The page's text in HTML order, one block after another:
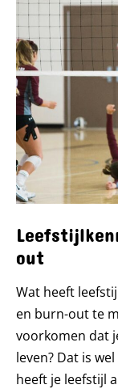
out
Wat heeft
en burn-out te
voorkomen dat
leven? Dat is
heeft je leefstijl